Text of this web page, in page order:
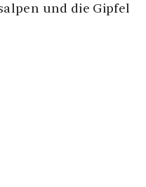
und die Gipfel